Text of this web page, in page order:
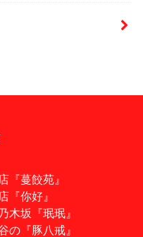
『蔓餃苑』
『你好』
木坂『珉珉』
の『豚八戒』